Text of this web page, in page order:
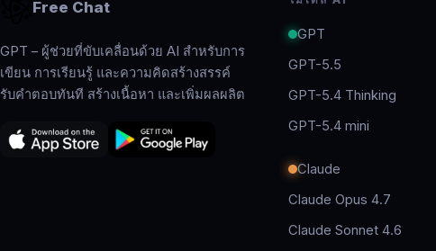
Free Chat
GPT – ผู้ช่วยที่ขับเคลื่อนด้วย AI สำหรับการ
เขียน การเรียนรู้ และความคิดสร้างสรรค์
รับคำตอบทันที สร้างเนื้อหา และเพิ่มผลผลิต
GPT
GPT-5.5
GPT-5.4 Thinking
GPT-5.4 mini
Claude
Claude Opus 4.7
Claude Sonnet 4.6